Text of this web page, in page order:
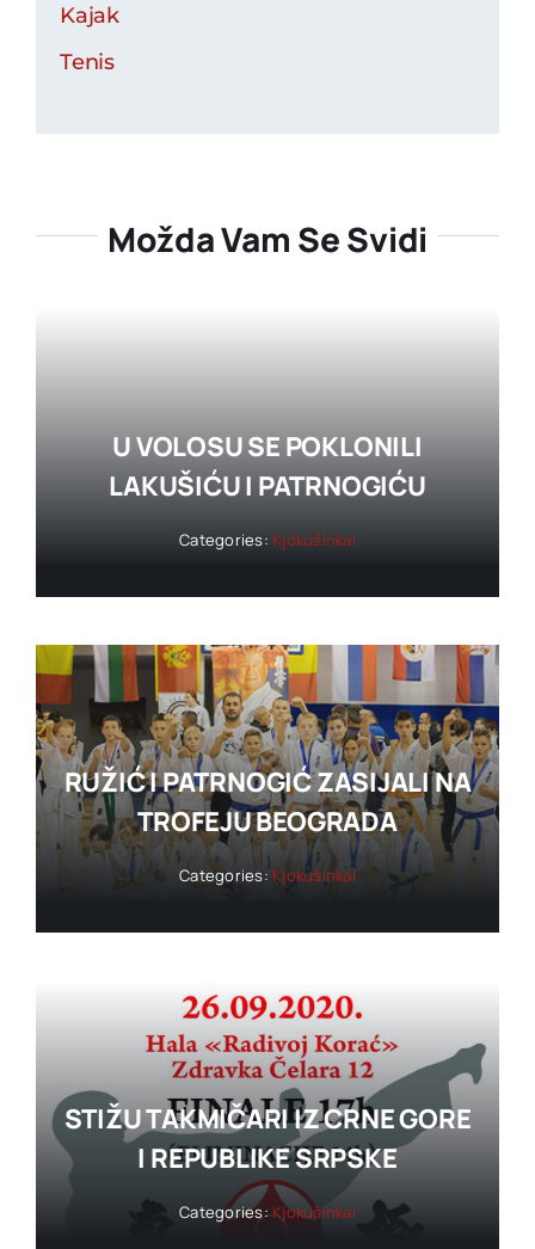
Kajak
Tenis
Možda Vam Se Svidi
U VOLOSU SE POKLONILI
LAKUŠIĆU I PATRNOGIĆU
Categories: Kjokušinkai
RUŽIĆ I PATRNOGIĆ ZASIJALI NA
TROFEJU BEOGRADA
Categories:Kjokušinkai
STIŽU TAKMIČARI IZ CRNE GORE
I REPUBLIKE SRPSKE
Categories:Kjokušinkai